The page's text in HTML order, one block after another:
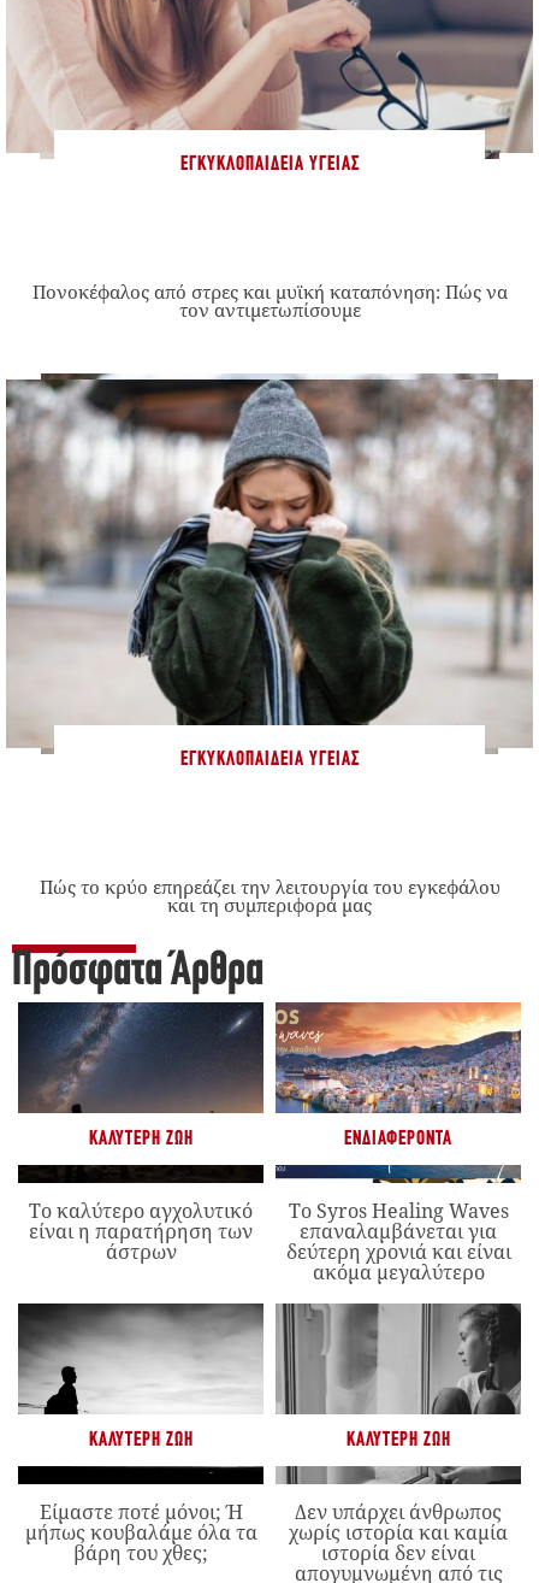
ΕΓΚΥΚΛΟΠΑΊΔΕΙΑ ΥΓΕΊΑΣ
Πονοκέφαλος από στρες και μυϊκή καταπόνηση: Πώς να
τον αντιμετωπίσουμε
ΕΓΚΥΚΛΟΠΑΊΔΕΙΑ ΥΓΕΊΑΣ
Πώς το κρύο επηρεάζει την λειτουργία του εγκεφάλου
και τη συμπεριφορά μας
Πρόσφατα Άρθρα
ΚΑΛΎΤΕΡΗ ΖΩΉ
Το καλύτερο αγχολυτικό
είναι η παρατήρηση των
άστρων
ΕΝΔΙΑΦΈΡΟΝΤΑ
Το Syros Healing Waves
επαναλαμβάνεται για
δεύτερη χρονιά και είναι
ακόμα μεγαλύτερο
ΚΑΛΎΤΕΡΗ ΖΩΉ
Είμαστε ποτέ μόνοι; Ή
μήπως κουβαλάμε όλα τα
βάρη του χθες;
ΚΑΛΎΤΕΡΗ ΖΩΉ
Δεν υπάρχει άνθρωπος
χωρίς ιστορία και καμία
ιστορία δεν είναι
απογυμνωμένη από τις